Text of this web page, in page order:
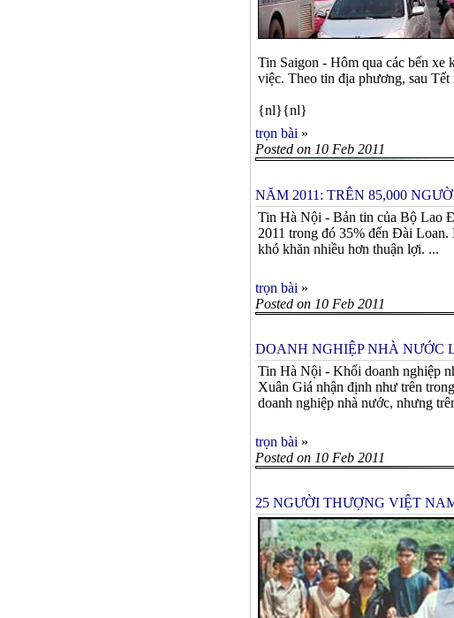
Tin Saigon - Hôm qua các bến
việc. Theo tin địa phương, sau
{nl}{nl}
trọn bài »
Posted on 10 Feb 2011
NĂM 2011: TRÊN 85,000
Tin Hà Nội - Bản tin của Bộ Lao
2011 trong đó 35% đến Đài Loan.
khó khăn nhiều hơn thuận lợi. ...
trọn bài »
Posted on 10 Feb 2011
DOANH NGHIỆP NHÀ NƯỚC
Tin Hà Nội - Khối doanh nghiệp
Xuân Giá nhận định như trên
doanh nghiệp nhà nước, nhưng
trọn bài »
Posted on 10 Feb 2011
25 NGƯỜI THƯỢNG VIỆT